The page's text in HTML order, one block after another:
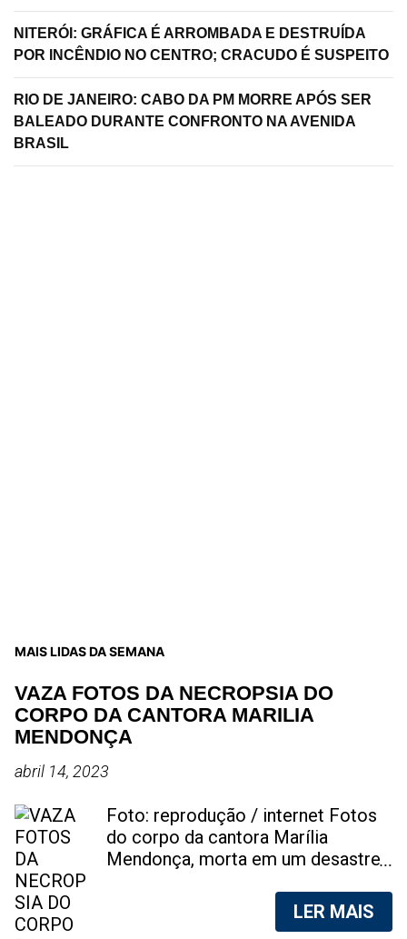
NITERÓI: GRÁFICA É ARROMBADA E DESTRUÍDA
POR INCÊNDIO NO CENTRO; CRACUDO É SUSPEITO
RIO DE JANEIRO: CABO DA PM MORRE APÓS SER
BALEADO DURANTE CONFRONTO NA AVENIDA
BRASIL
MAIS LIDAS DA SEMANA
VAZA FOTOS DA NECROPSIA DO
CORPO DA CANTORA MARILIA
MENDONÇA
abril 14, 2023
Foto: reprodução / internet Fotos
do corpo da cantora Marília
Mendonça, morta em um desastre
foram vazadas na internet. A
divulgação de fotos do corpo de
LER MAIS